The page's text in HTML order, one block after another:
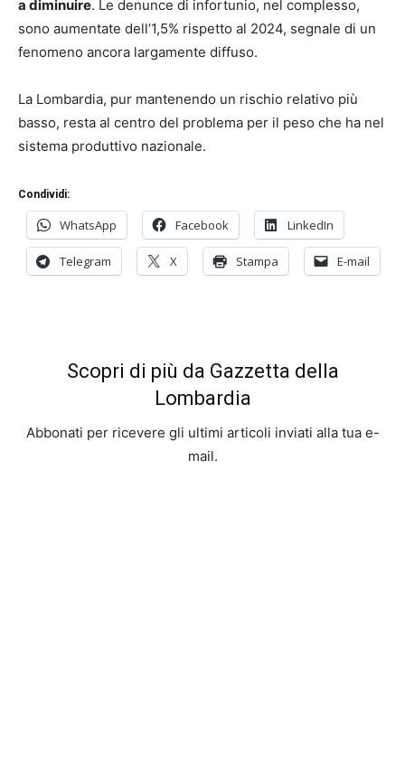
a diminuire. Le denunce di infortunio, nel complesso,
sono aumentate dell’1,5% rispetto al 2024, segnale di un
fenomeno ancora largamente diffuso.
La Lombardia, pur mantenendo un rischio relativo più
basso, resta al centro del problema per il peso che ha nel
sistema produttivo nazionale.
Condividi:
WhatsApp Facebook LinkedIn
Telegram X Stampa E-mail
Scopri di più da Gazzetta della
Lombardia
Abbonati per ricevere gli ultimi articoli inviati alla tua e-
mail.